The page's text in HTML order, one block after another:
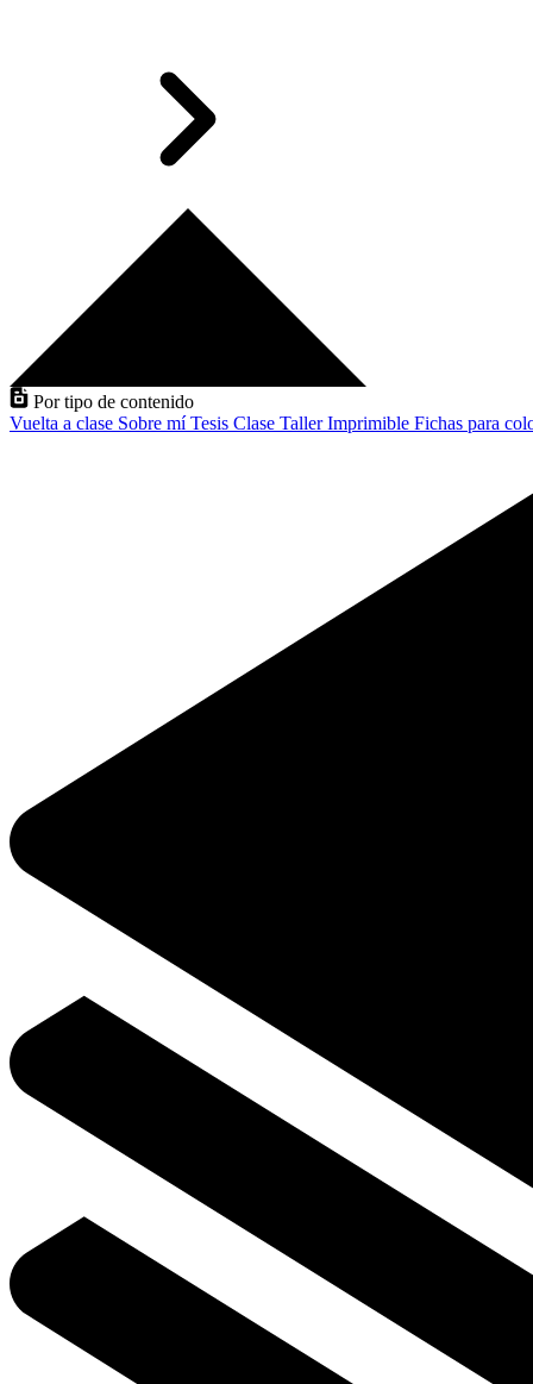
Por tipo de contenido
Vuelta a clase Sobre míTesis Clase TallerImprimible Fichas para